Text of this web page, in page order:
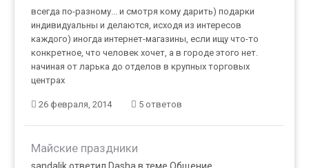
всегда по-разному... и смотря кому дарить) подарки
индивидуальны и делаются, исходя из интересов
каждого) иногда интернет-магазины, если ищу что-то
конкретное, что человек хочет, а в городе этого нет.
начиная от ларька до отделов в крупных торговых
центрах
26 февраля, 2014 5 ответов
Майские праздники